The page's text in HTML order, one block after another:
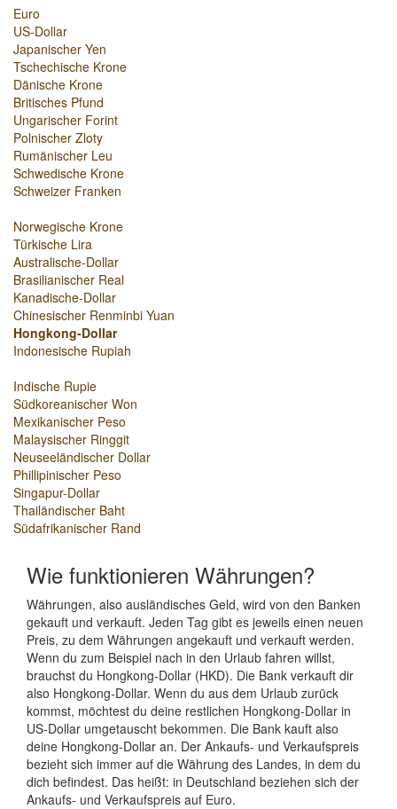
Euro
US-Dollar
Japanischer Yen
Tschechische Krone
Dänische Krone
Britisches Pfund
Ungarischer Forint
Polnischer Zloty
Rumänischer Leu
Schwedische Krone
Schweizer Franken
Norwegische Krone
Türkische Lira
Australische-Dollar
Brasilianischer Real
Kanadische-Dollar
Chinesischer Renminbi Yuan
Hongkong-Dollar
Indonesische Rupiah
Indische Rupie
Südkoreanischer Won
Mexikanischer Peso
Malaysischer Ringgit
Neuseeländischer Dollar
Phillipinischer Peso
Singapur-Dollar
Thailändischer Baht
Südafrikanischer Rand
Wie funktionieren Währungen?
Währungen, also ausländisches Geld, wird von den Banken
gekauft und verkauft. Jeden Tag gibt es jeweils einen neuen
Preis, zu dem Währungen angekauft und verkauft werden.
Wenn du zum Beispiel nach in den Urlaub fahren willst,
brauchst du Hongkong-Dollar (HKD). Die Bank verkauft dir
also Hongkong-Dollar. Wenn du aus dem Urlaub zurück
kommst, möchtest du deine restlichen Hongkong-Dollar in
US-Dollar umgetauscht bekommen. Die Bank kauft also
deine Hongkong-Dollar an. Der Ankaufs- und Verkaufspreis
bezieht sich immer auf die Währung des Landes, in dem du
dich befindest. Das heißt: in Deutschland beziehen sich der
Ankaufs- und Verkaufspreis auf Euro.